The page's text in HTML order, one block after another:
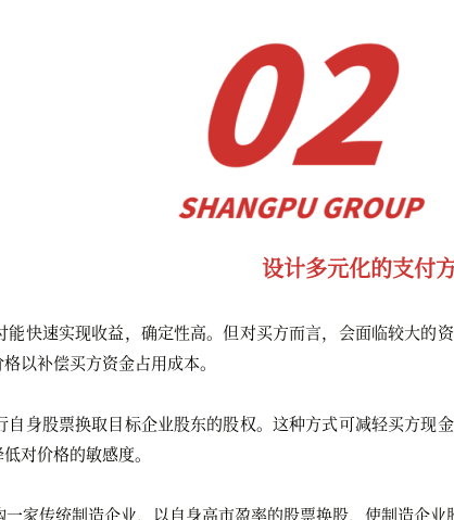
设计多元化的支付
能快速实现收益，确定性高。但对买方而言，会面临较大
以补偿买方资金占用成本。
自身股票换取目标企业股东的股权。这种方式可减轻买方
对价格的敏感度。
家传统制造企业，以自身高市盈率的股票换股，使制造企